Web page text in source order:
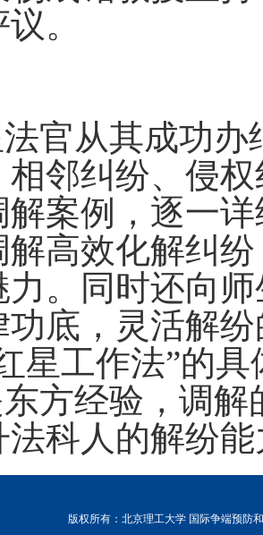
。
官从其成功
相邻纠纷、侵
解案例，逐一
解高效化解纠纷
力。同时还向
功底，灵活解
星工作法”的
方经验，调
法科人的解纷
版权所有：北京理工大学 国际争端预防